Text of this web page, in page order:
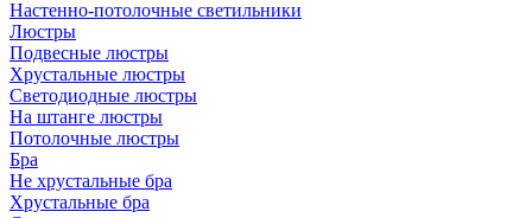
Настенно-потолочные светильники
Люстры
Подвесные люстры
Хрустальные люстры
Светодиодные люстры
На штанге люстры
Потолочные люстры
Бра
Не хрустальные бра
Хрустальные бра